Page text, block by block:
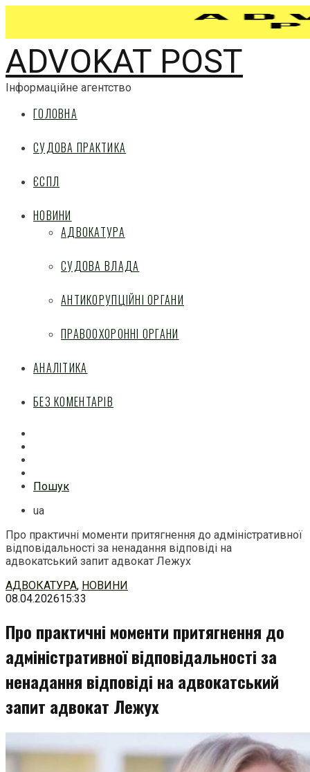
ADVOKAT POST
Інформаційне агентство
ГОЛОВНА
СУДОВА ПРАКТИКА
ЄСПЛ
НОВИНИ
АДВОКАТУРА
СУДОВА ВЛАДА
АНТИКОРУПЦІЙНІ ОРГАНИ
ПРАВООХОРОННІ ОРГАНИ
АНАЛІТИКА
БЕЗ КОМЕНТАРІВ
Пошук
ua
Про практичні моменти притягнення до адміністративної
відповідальності за ненадання відповіді на
адвокатський запит адвокат Лежух
Перейти
до
АДВОКАТУРА, НОВИНИ
08.04.202615:33
Про практичні моменти притягнення до
адміністративної відповідальності за
ненадання відповіді на адвокатський
запит адвокат Лежух